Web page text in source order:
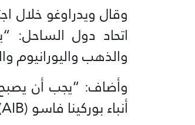
وقال ويدراوغو خلال
اتحاد دول الساحل:
والذهب واليورانيوم
وأضاف: “يجب أن
أنباء بوركينا فاسو (AIB) مقطع فيديو لتصريحاته.